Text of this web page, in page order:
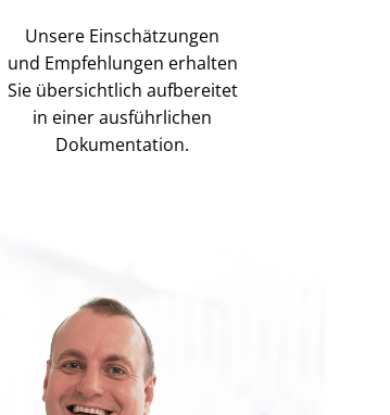
Unsere Einschätzungen
und Empfehlungen erhalten
Sie übersichtlich aufbereitet
in einer ausführlichen
Dokumentation.